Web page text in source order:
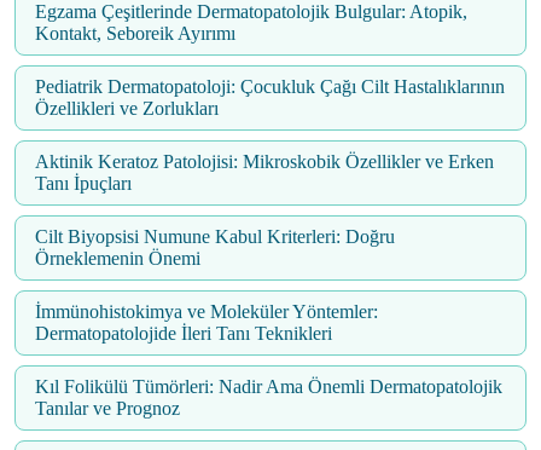
Egzama Çeşitlerinde Dermatopatolojik Bulgular: Atopik,
Kontakt, Seboreik Ayırımı
Pediatrik Dermatopatoloji: Çocukluk Çağı Cilt Hastalıklarının
Özellikleri ve Zorlukları
Aktinik Keratoz Patolojisi: Mikroskobik Özellikler ve Erken
Tanı İpuçları
Cilt Biyopsisi Numune Kabul Kriterleri: Doğru
Örneklemenin Önemi
İmmünohistokimya ve Moleküler Yöntemler:
Dermatopatolojide İleri Tanı Teknikleri
Kıl Folikülü Tümörleri: Nadir Ama Önemli Dermatopatolojik
Tanılar ve Prognoz